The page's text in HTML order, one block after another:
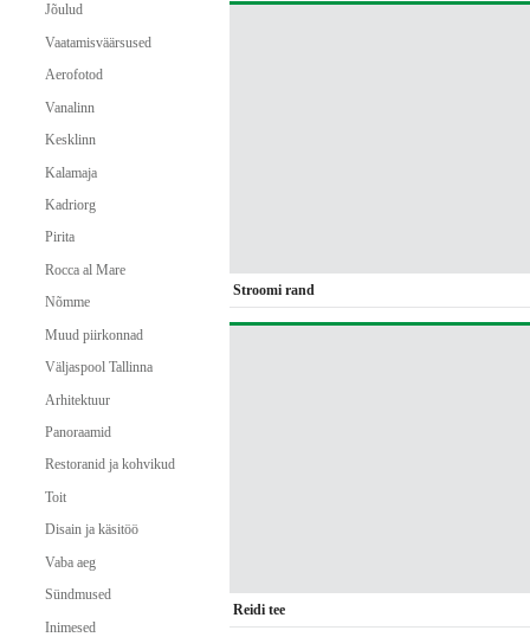
Jõulud
Vaatamisväärsused
Aerofotod
Vanalinn
Kesklinn
Kalamaja
Kadriorg
Pirita
Rocca al Mare
Nõmme
Muud piirkonnad
Väljaspool Tallinna
Arhitektuur
Panoraamid
Restoranid ja kohvikud
Toit
Disain ja käsitöö
Vaba aeg
Sündmused
Inimesed
Stroomi rand
Reidi tee